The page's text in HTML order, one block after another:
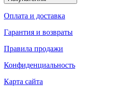
Оплата и доставка
Гарантия и возвраты
Правила продажи
Конфиденциальность
Карта сайта